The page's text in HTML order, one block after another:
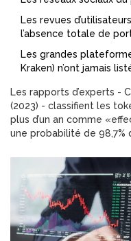
Les revues
l’absence totale de
Les grandes
Kraken) n’ont jamais
Les rapports d’experts -
(2023) - classifient les
plus d’un an comme
une probabilité de 98,7%